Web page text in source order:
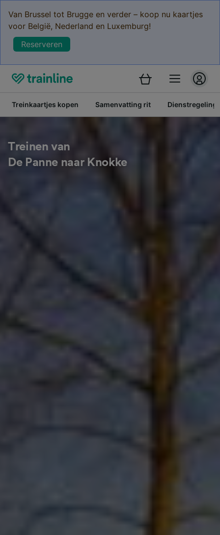
Van Brussel tot Brugge en verder – koop nu kaartjes
voor België, Nederland en Luxemburg!
Reserveren
Treinkaartjes kopen Samenvatting rit Dienstregeling
Treinen van
De Panne naar Knokke